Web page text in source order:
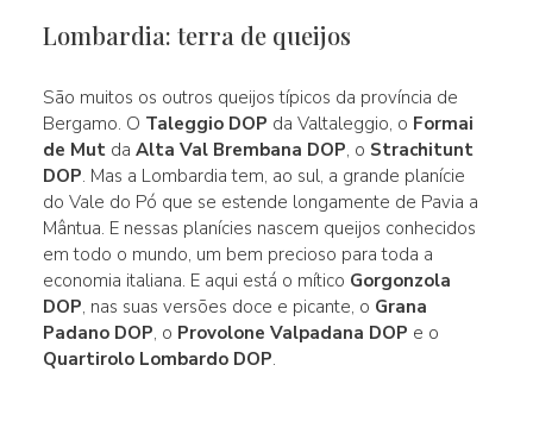
Lombardia: terra de queijos
São muitos os outros queijos típicos da província de
Bergamo. O Taleggio DOP da Valtaleggio, o Formai
de Mutda Alta Val Brembana DOP, o Strachitunt
DOP. Mas a Lombardia tem, ao sul, a grande planície
do Vale do Pó que se estende longamente de Pavia a
Mântua. E nessas planícies nascem queijos conhecidos
em todo o mundo, um bem precioso para toda a
economia italiana. E aqui está o mítico Gorgonzola
DOP, nas suas versões doce e picante, o Grana
Padano DOP, o Provolone Valpadana DOP e o
Quartirolo Lombardo DOP.